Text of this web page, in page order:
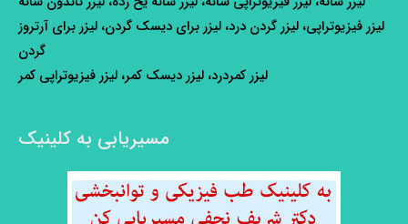
لیزر فیزیوتراپی، لیزر گردن درد، لیزر برای دیسک گردن، لیزر برای آرتروز
گردن
لیزر کمردرد، لیزر دیسک کمر، لیزر فیزیوتراپی کمر
مسیریابی به کلینیک